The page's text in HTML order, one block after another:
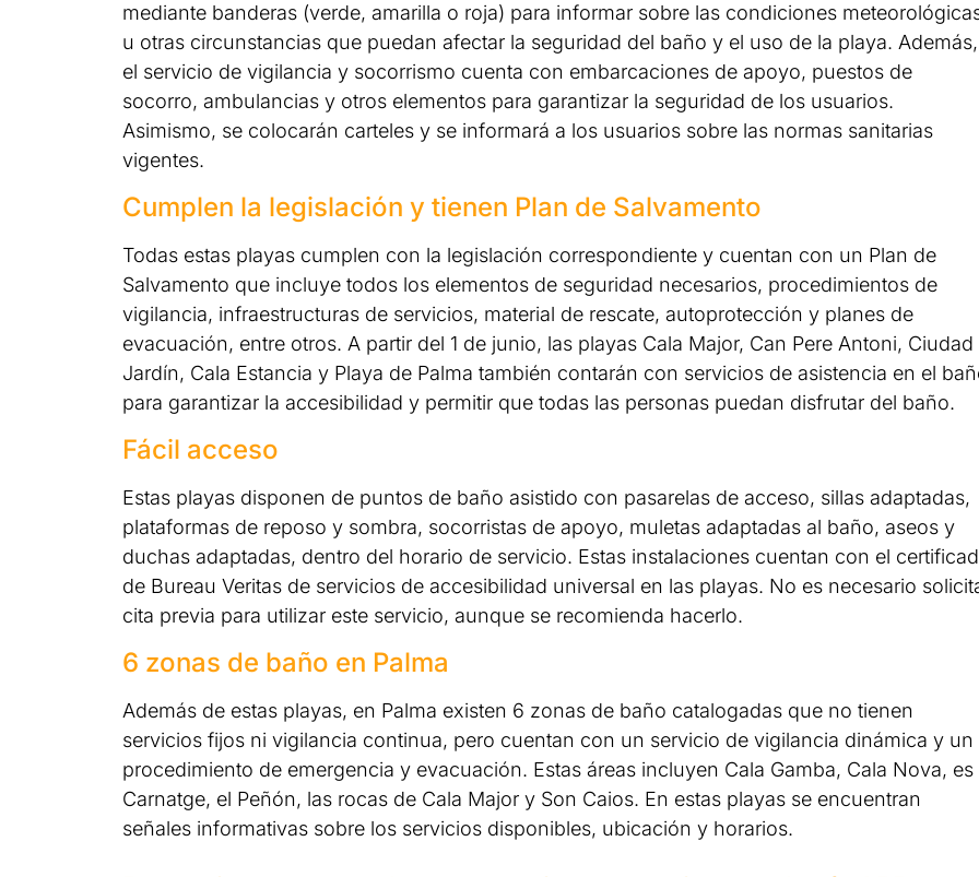
mediante banderas (verde, amarilla o roja) para informar sobre las condiciones
u otras circunstancias que puedan afectar la seguridad del baño y el uso de la playa. Además,
el servicio de vigilancia y socorrismo cuenta con embarcaciones de apoyo, puestos de
socorro, ambulancias y otros elementos para garantizar la seguridad de los usuarios.
Asimismo, se colocarán carteles y se informará a los usuarios sobre las normas sanitarias
vigentes.
Cumplen la legislación y tienen Plan de Salvamento
Todas estas playas cumplen con la legislación correspondiente y cuentan con un Plan de
Salvamento que incluye todos los elementos de seguridad necesarios, procedimientos de
vigilancia, infraestructuras de servicios, material de rescate, autoprotección y planes de
evacuación, entre otros. A partir del 1 de junio, las playas Cala Major, Can Pere Antoni, Ciudad
Jardín, Cala Estancia y Playa de Palma también contarán con servicios de asistencia en el
para garantizar la accesibilidad y permitir que todas las personas puedan disfrutar del baño.
Fácil acceso
Estas playas disponen de puntos de baño asistido con pasarelas de acceso, sillas adaptadas,
plataformas de reposo y sombra, socorristas de apoyo, muletas adaptadas al baño, aseos y
duchas adaptadas, dentro del horario de servicio. Estas instalaciones cuentan con el
de Bureau Veritas de servicios de accesibilidad universal en las playas. No es necesario
cita previa para utilizar este servicio, aunque se recomienda hacerlo.
6 zonas de baño en Palma
Además de estas playas, en Palma existen 6 zonas de baño catalogadas que no tienen
servicios fijos ni vigilancia continua, pero cuentan con un servicio de vigilancia dinámica y un
procedimiento de emergencia y evacuación. Estas áreas incluyen Cala Gamba, Cala Nova, es
Carnatge, el Peñón, las rocas de Cala Major y Son Caios. En estas playas se encuentran
señales informativas sobre los servicios disponibles, ubicación y horarios.